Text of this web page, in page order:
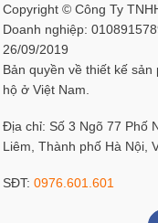
Copyright © Công Ty
Doanh nghiệp:
26/09/2019
Bản quyền về thiết kế
hộ ở Việt Nam.
Địa chỉ: Số 3 Ngõ 77 Phố
Liêm, Thành phố Hà Nội,
SĐT: 0976.601.601